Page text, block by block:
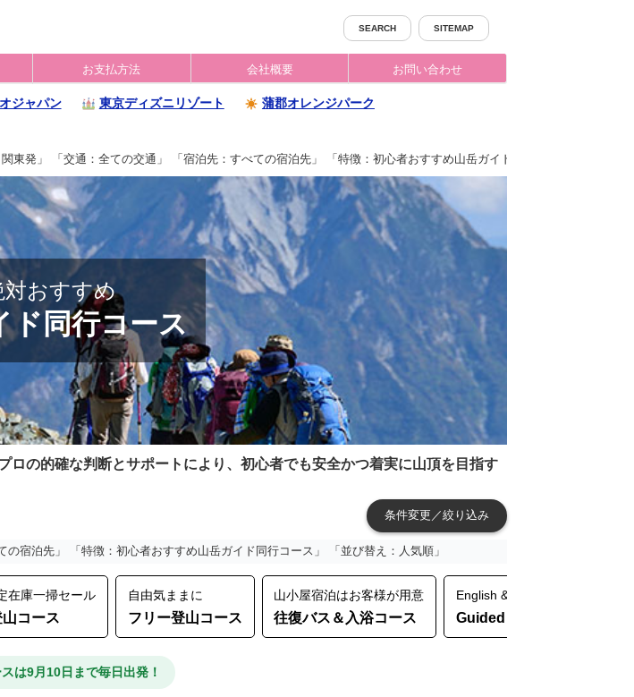
SEARCH SITEMAP
お支払方法 会社概要 お問い合わせ
ジャパン 東京ディズニリゾート 蒲郡オレンジパーク
関東発」 「交通：全ての交通」 「宿泊先：すべての宿泊先」 「特徴：初心者おすすめ山岳ガイド同行コース」 「並び
おすすめ
ド同行コース
の的確な判断とサポートにより、初心者でも安全かつ着実に山頂を目指す
条件変更／絞り込み
宿泊先」 「特徴：初心者おすすめ山岳ガイド同行コース」 「並び替え：人気順」
在庫一掃セール
コース
自由気ままに
フリー登山コース
山小屋宿泊はお客様が用意
往復バス＆入浴コース
English & Chinese Support
Guided Moutain Tour
は9月10日まで毎日出発！